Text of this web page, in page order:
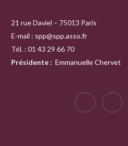
21 rue Daviel – 75013 Paris
E-mail : spp@spp.asso.fr
Tél. : 01 43 29 66 70
Présidente : Emmanuelle Chervet